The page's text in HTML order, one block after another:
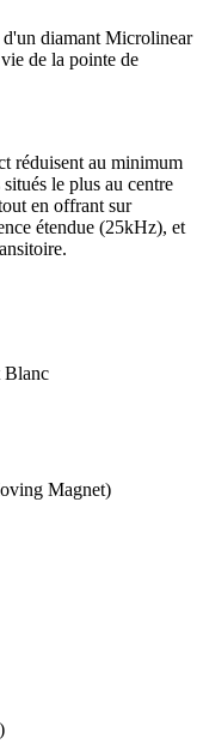
Magnet)
diamant Microlinear
de la pointe de
réduisent au minimum
le plus au centre
en offrant sur
étendue (25kHz), et
Blanc